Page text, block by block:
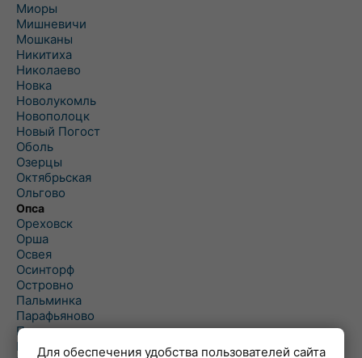
Миоры
Мишневичи
Мошканы
Никитиха
Николаево
Новка
Новолукомль
Новополоцк
Новый Погост
Оболь
Озерцы
Октябрьская
Ольгово
Опса
Ореховск
Орша
Освея
Осинторф
Островно
Пальминка
Парафьяново
Плисса
ПовятьеДля обеспечения удобства пользователей сайта